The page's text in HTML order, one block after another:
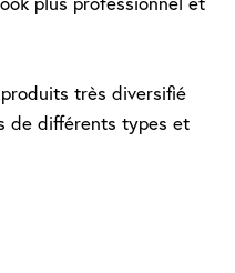
très diversifié
de différents types et